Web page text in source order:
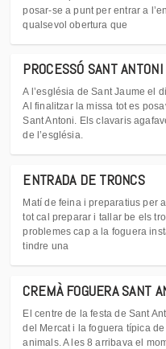
posar-se a punt per entrar a
qualsevol obertura que
PROCESSÓ SANT
A l’església de Sant Jaume el
Al finalitzar la missa tot es
Sant Antoni. Els clavaris
de l’església.
ENTRADA DE TRONCS
Matí de feina i preparatius per
tot cal preparar i tallar be els
problemes cap a la foguera
tindre una
CREMÀ FOGUERA SANT
El centre de la festa de Sant
del Mercat i la foguera típica
animals. A les 8 arribava el